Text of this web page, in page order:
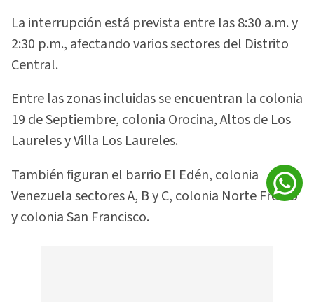
La interrupción está prevista entre las 8:30 a.m. y
2:30 p.m., afectando varios sectores del Distrito
Central.
Entre las zonas incluidas se encuentran la colonia
19 de Septiembre, colonia Orocina, Altos de Los
Laureles y Villa Los Laureles.
También figuran el barrio El Edén, colonia
Venezuela sectores A, B y C, colonia Norte Fresco
y colonia San Francisco.